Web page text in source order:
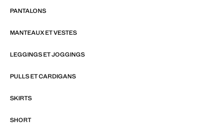
PANTALONS
MANTEAUX ET VESTES
LEGGINGS ET JOGGINGS
PULLS ET CARDIGANS
SKIRTS
SHORT